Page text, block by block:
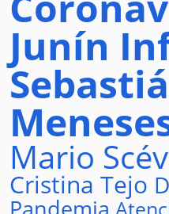
Junín
Mario
Cristina Tejo
Pandemia